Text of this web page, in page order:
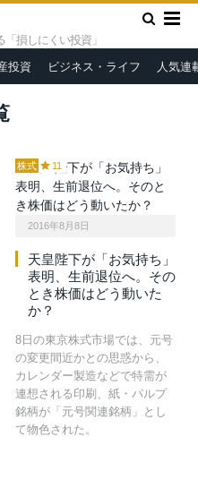
損しにくい投資」
投資 ビジネス・ライフ 人気連
株式 11
2016年8月8日
天皇陛下が「お気持ち」
表明、生前退位へ。その
とき株価はどう動いた
か？
8日の東京株式市場では、元号
の変更間近かとの思惑から、
カレンダー製造などで特需が
連想される印刷、紙・パルプ
銘柄が「元号関連銘柄」とし
て物色された。